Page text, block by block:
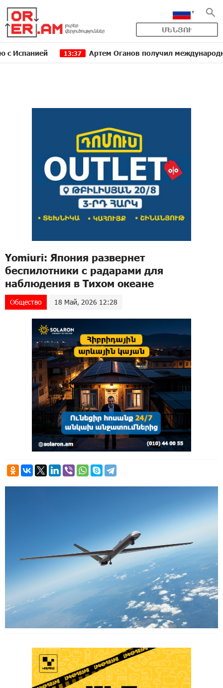
ՄԵՆՅՈՒ
13:37 Артем Оганов получил международную
Yomiuri: Япония развернет
беспилотники с радарами для
наблюдения в Тихом океане
Общество 18 Май, 2026 12:28